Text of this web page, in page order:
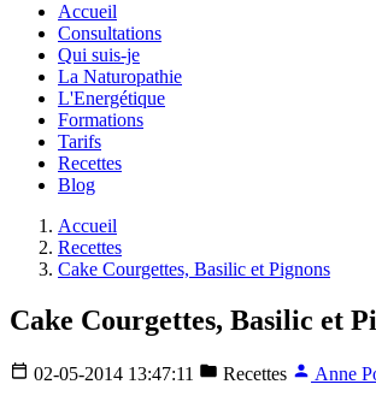
Accueil
Consultations
Qui suis-je
La Naturopathie
L'Energétique
Formations
Tarifs
Recettes
Blog
Accueil
Recettes
Cake Courgettes, Basilic et Pignons
Cake Courgettes, Basilic et
02-05-2014 13:47:11 Recettes
Anne